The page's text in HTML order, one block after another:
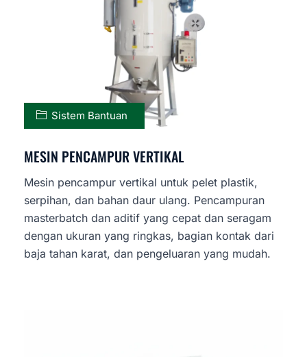
Sistem Bantuan
MESIN PENCAMPUR VERTIKAL
Mesin pencampur vertikal untuk pelet plastik,
serpihan, dan bahan daur ulang. Pencampuran
masterbatch dan aditif yang cepat dan seragam
dengan ukuran yang ringkas, bagian kontak dari
baja tahan karat, dan pengeluaran yang mudah.